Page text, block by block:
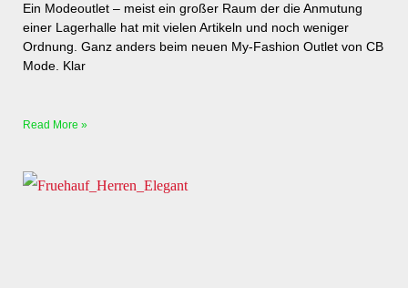
Ein Modeoutlet – meist ein großer Raum der die Anmutung
einer Lagerhalle hat mit vielen Artikeln und noch weniger
Ordnung. Ganz anders beim neuen My-Fashion Outlet von CB
Mode. Klar
Read More »